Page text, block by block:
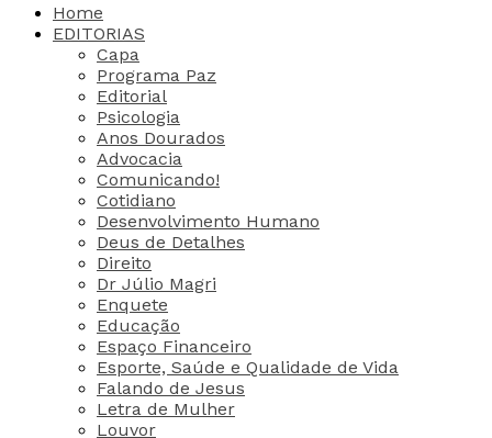
Home
EDITORIAS
Capa
Programa Paz
Editorial
Psicologia
Anos Dourados
Advocacia
Comunicando!
Cotidiano
Desenvolvimento Humano
Deus de Detalhes
Direito
Dr Júlio Magri
Enquete
Educação
Espaço Financeiro
Esporte, Saúde e Qualidade de Vida
Falando de Jesus
Letra de Mulher
Louvor